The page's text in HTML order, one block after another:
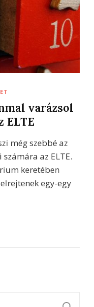
varázsol
ELTE
még szebbé az
az ELTE.
keretében
egy-egy